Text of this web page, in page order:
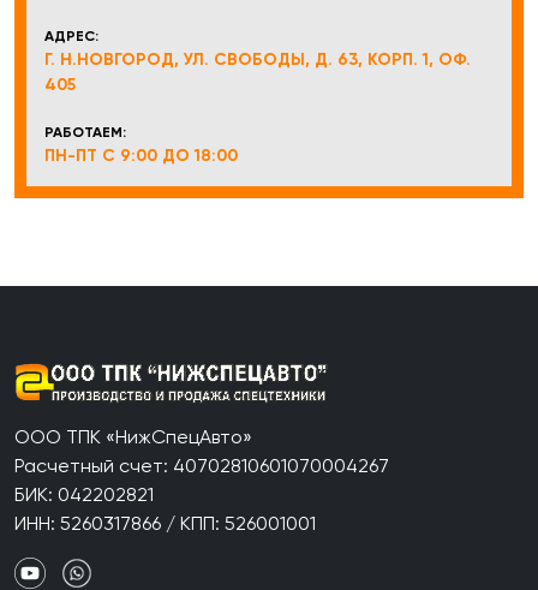
АДРЕС:
Г. Н.НОВГОРОД, УЛ. СВОБОДЫ, Д. 63, КОРП. 1, ОФ.
405
РАБОТАЕМ:
ПН-ПТ С 9:00 ДО 18:00
ООО ТПК «НижСпецАвто»
Расчетный счет: 40702810601070004267
БИК: 042202821
ИНН: 5260317866 / КПП: 526001001